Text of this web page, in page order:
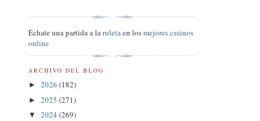
Échate una partida a laruletaen losmejores casinos
online
ARCHIVO DEL BLOG
► 2026 (182)
► 2025 (271)
▼ 2024 (269)